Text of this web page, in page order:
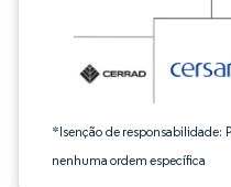
*Isenção de responsabilidade:
nenhuma ordem específica